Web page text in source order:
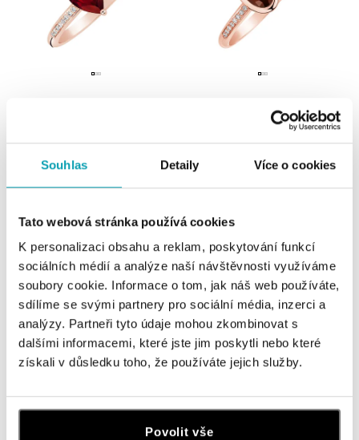
Souhlas Detaily Více o cookies
Tato webová stránka používá cookies
K personalizaci obsahu a reklam, poskytování funkcí
sociálních médií a analýze naší návštěvnosti využíváme
soubory cookie. Informace o tom, jak náš web používáte,
sdílíme se svými partnery pro sociální média, inzerci a
analýzy. Partneři tyto údaje mohou zkombinovat s
dalšími informacemi, které jste jim poskytli nebo které
získali v důsledku toho, že používáte jejich služby.
Povolit vše
od 25 301 Kč
Prsten s diamanty a granátem
od 23 716 Kč
Prsten s diamanty, rubíny a granáty
Bannister
Prsten s granátem, diamanty a
safíry Carnation Café